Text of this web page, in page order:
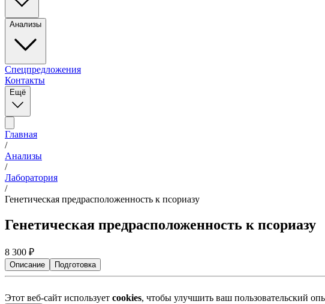
Анализы
Спецпредложения
Контакты
Ещё
Главная
/
Анализы
/
Лаборатория
/
Генетическая предрасположенность к псориазу
Генетическая предрасположенность к псориазу
8 300 ₽
Описание Подготовка
Этот веб-сайт использует cookies, чтобы улучшить ваш пользовательский